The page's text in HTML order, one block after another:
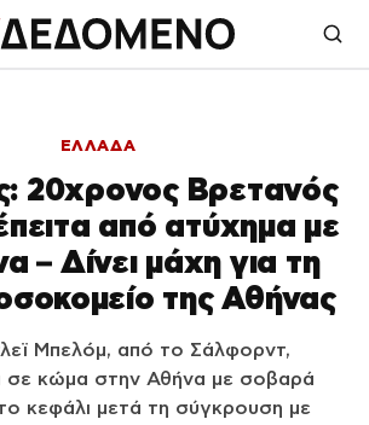
ΕΛΛΑΔΑ
20χρονος Βρετανός
από ατύχημα με
– Δίνει μάχη για τη
της Αθήνας
Μπελόμ, από το Σάλφορντ,
σε κώμα στην Αθήνα με σοβαρά
κεφάλι μετά τη σύγκρουση με